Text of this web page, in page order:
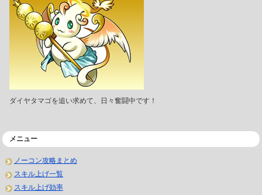
ダイヤタマゴを追い求めて、日々奮闘中です！
メニュー
ノーコン攻略まとめ
スキル上げ一覧
スキル上げ効率